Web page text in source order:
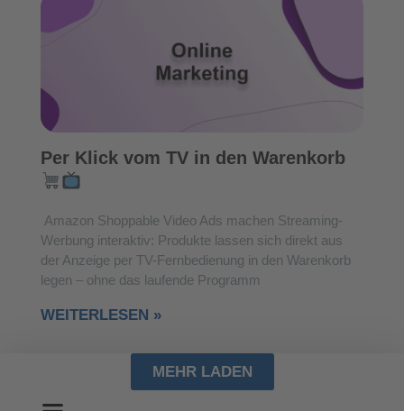
Per Klick vom TV in den Warenkorb
Amazon Shoppable Video Ads machen Streaming-
Werbung interaktiv: Produkte lassen sich direkt aus
der Anzeige per TV-Fernbedienung in den Warenkorb
legen – ohne das laufende Programm
WEITERLESEN »
MEHR LADEN